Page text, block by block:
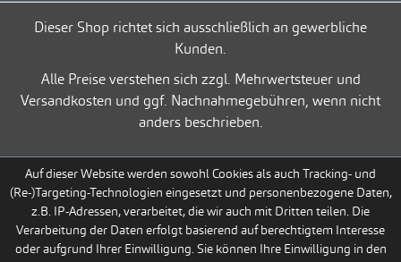
Dieser Shop richtet sich ausschließlich an gewerbliche
Kunden.
Alle Preise verstehen sich zzgl. Mehrwertsteuer und
Versandkosten und ggf. Nachnahmegebühren, wenn nicht
anders beschrieben.
Auf dieser Website werden sowohl Cookies als auch Tracking- und
(Re-)Targeting-Technologien eingesetzt und personenbezogene Daten,
z.B. IP-Adressen, verarbeitet, die wir auch mit Dritten teilen. Die
Verarbeitung der Daten erfolgt basierend auf berechtigtem Interesse
oder aufgrund Ihrer Einwilligung. Sie können Ihre Einwilligung in den